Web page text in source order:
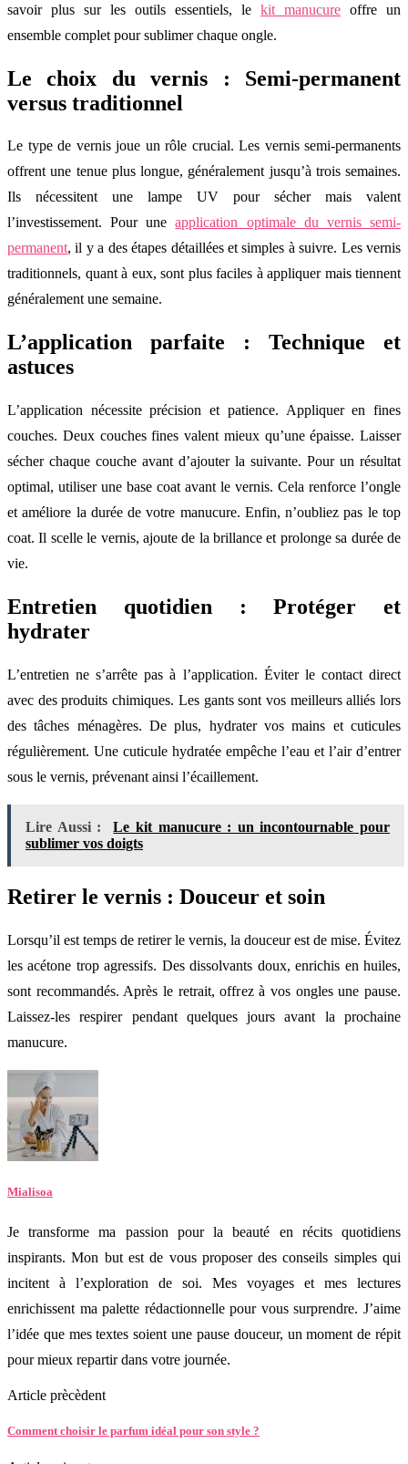
savoir plus sur les outils essentiels, le kit manucure offre un
ensemble complet pour sublimer chaque ongle.
Le choix du vernis : Semi-permanent
versus traditionnel
Le type de vernis joue un rôle crucial. Les vernis semi-permanents
offrent une tenue plus longue, généralement jusqu’à trois semaines.
Ils nécessitent une lampe UV pour sécher mais valent
l’investissement. Pour uneapplication optimale du vernis semi-
permanent, il y a des étapes détaillées et simples à suivre. Les vernis
traditionnels, quant à eux, sont plus faciles à appliquer mais tiennent
généralement une semaine.
L’application parfaite : Technique et
astuces
L’application nécessite précision et patience. Appliquer en fines
couches. Deux couches fines valent mieux qu’une épaisse. Laisser
sécher chaque couche avant d’ajouter la suivante. Pour un résultat
optimal, utiliser une base coat avant le vernis. Cela renforce l’ongle
et améliore la durée de votre manucure. Enfin, n’oubliez pas le top
coat. Il scelle le vernis, ajoute de la brillance et prolonge sa durée de
vie.
Entretien quotidien : Protéger et
hydrater
L’entretien ne s’arrête pas à l’application. Éviter le contact direct
avec des produits chimiques. Les gants sont vos meilleurs alliés lors
des tâches ménagères. De plus, hydrater vos mains et cuticules
régulièrement. Une cuticule hydratée empêche l’eau et l’air d’entrer
sous le vernis, prévenant ainsi l’écaillement.
Lire Aussi :
Le kit manucure : un incontournable pour
sublimer vos doigts
Retirer le vernis : Douceur et soin
Lorsqu’il est temps de retirer le vernis, la douceur est de mise. Évitez
les acétone trop agressifs. Des dissolvants doux, enrichis en huiles,
sont recommandés. Après le retrait, offrez à vos ongles une pause.
Laissez-les respirer pendant quelques jours avant la prochaine
manucure.
Mialisoa
Je transforme ma passion pour la beauté en récits quotidiens
inspirants. Mon but est de vous proposer des conseils simples qui
incitent à l’exploration de soi. Mes voyages et mes lectures
enrichissent ma palette rédactionnelle pour vous surprendre. J’aime
l’idée que mes textes soient une pause douceur, un moment de répit
pour mieux repartir dans votre journée.
Article prècèdent
Comment choisir le parfum idéal pour son style ?